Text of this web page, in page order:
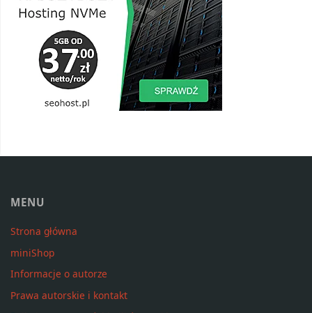
MENU
Strona główna
miniShop
Informacje o autorze
Prawa autorskie i kontakt